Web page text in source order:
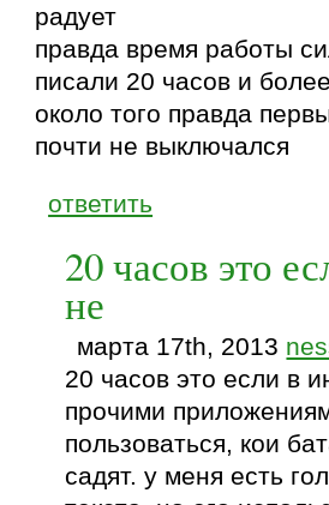
радует
правда время работы
писали 20 часов и
около того правда
почти не выключался
ответить
20 часов это
не
марта 17th, 2013
20 часов это если в
прочими
пользоваться, кои
садят. у меня есть